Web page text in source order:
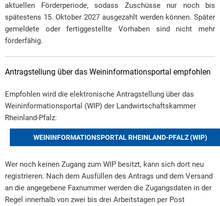
aktuellen Förderperiode, sodass Zuschüsse nur noch bis
spätestens 15. Oktober 2027 ausgezahlt werden können. Später
gemeldete oder fertiggestellte Vorhaben sind nicht mehr
förderfähig.
Antragstellung über das Weininformationsportal empfohlen
Empfohlen wird die elektronische Antragstellung über das
Weininformationsportal (WIP) der Landwirtschaftskammer
Rheinland-Pfalz:
WEININFORMATIONSPORTAL RHEINLAND-PFALZ (WIP)
Wer noch keinen Zugang zum WIP besitzt, kann sich dort neu
registrieren. Nach dem Ausfüllen des Antrags und dem Versand
an die angegebene Faxnummer werden die Zugangsdaten in der
Regel innerhalb von zwei bis drei Arbeitstagen per Post